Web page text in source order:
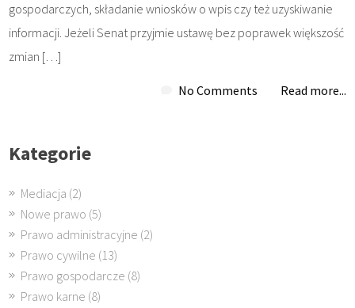
gospodarczych, składanie wniosków o wpis czy też uzyskiwanie
informacji. Jeżeli Senat przyjmie ustawę bez poprawek większość
zmian […]
No Comments Read more...
Kategorie
Mediacja (2)
Nowe prawo (5)
Prawo administracyjne (2)
Prawo cywilne (13)
Prawo gospodarcze (8)
Prawo karne (8)